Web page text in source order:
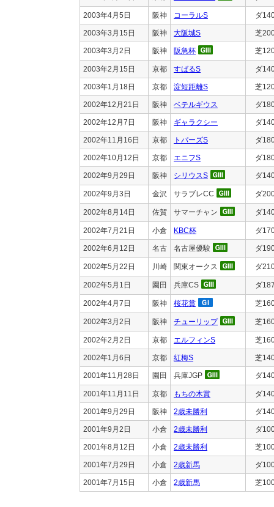
2003年4月5日 阪神 コーラルS ダ
2003年3月15日 阪神 大阪城S 芝
2003年3月2日 阪神 阪急杯 芝
2003年2月15日 京都 すばるS ダ
2003年1月18日 京都 淀短距離S 芝
2002年12月21日 阪神 ベテルギウス ダ
2002年12月7日 阪神 ギャラクシー ダ
2002年11月16日 京都 トパーズS ダ
2002年10月12日 京都 エニフS ダ
2002年9月29日 阪神 シリウスS ダ
2002年9月3日 金沢 サラブレCC ダ
2002年8月14日 佐賀 サマーチャン ダ
2002年7月21日 小倉 KBC杯 ダ
2002年6月12日 名古 名古屋優駿 ダ
2002年5月22日 川崎 関東オークス ダ
2002年5月1日 園田 兵庫CS ダ
2002年4月7日 阪神 桜花賞 芝
2002年3月2日 阪神 チューリップ 芝
2002年2月2日 京都 エルフィンS 芝
2002年1月6日 京都 紅梅S 芝
2001年11月28日 園田 兵庫JGP ダ
2001年11月11日 京都 もちの木賞 ダ
2001年9月29日 阪神 2歳未勝利 ダ
2001年9月2日 小倉 2歳未勝利 ダ
2001年8月12日 小倉 2歳未勝利 芝
2001年7月29日 小倉 2歳新馬 ダ
2001年7月15日 小倉 2歳新馬 芝